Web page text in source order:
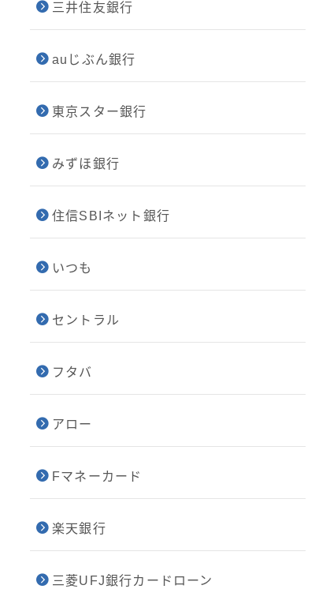
三井住友銀行
auじぶん銀行
東京スター銀行
みずほ銀行
住信SBIネット銀行
いつも
セントラル
フタバ
アロー
Fマネーカード
楽天銀行
三菱UFJ銀行カードローン